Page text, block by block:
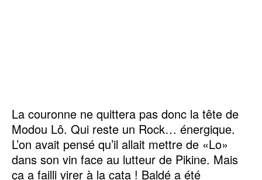
La couronne ne quittera pas donc la tête de
Modou Lô. Qui reste un Rock… énergique.
L’on avait pensé qu’il allait mettre de «Lo»
dans son vin face au lutteur de Pikine. Mais
ça a failli virer à la cata ! Baldé a été